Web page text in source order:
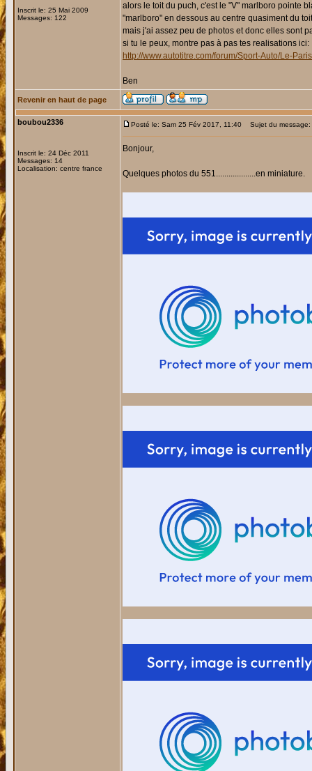
Inscrit le: 25 Mai 2009
Messages: 122
alors le toit du puch, c'est le "V" marlboro pointe
"marlboro" en dessous au centre quasiment du
mais j'ai assez peu de photos et donc elles sont
si tu le peux, montre pas à pas tes realisations ici:
http://www.autotitre.com/forum/Sport-Auto/Le-
Ben
Revenir en haut de page
boubou2336
Inscrit le: 24 Déc 2011
Messages: 14
Localisation: centre france
Posté le: Sam 25 Fév 2017, 11:40 Sujet du message:
Bonjour,
Quelques photos du 551...................en miniature.